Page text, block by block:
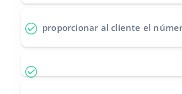
proporcionar al cliente el